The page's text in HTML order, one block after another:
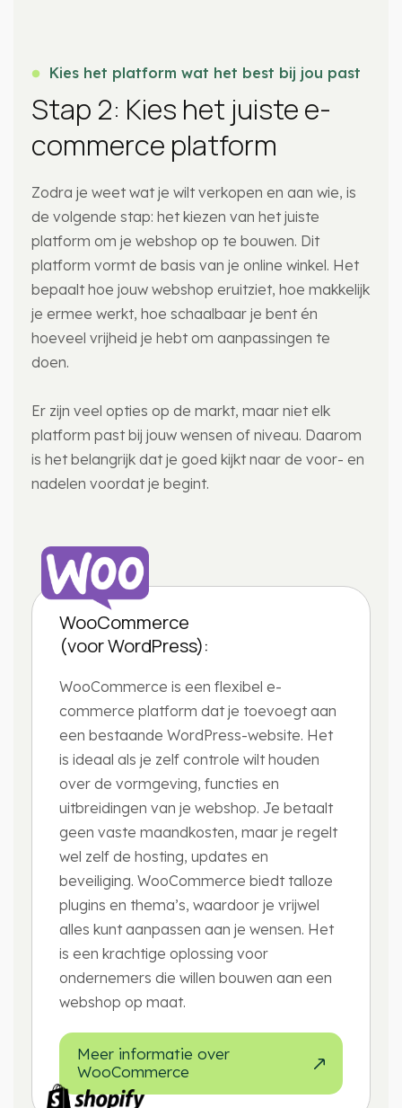
Kies het platform wat het best bij jou past
Stap 2: Kies het juiste e-
commerce platform
Zodra je weet wat je wilt verkopen en aan wie, is
de volgende stap: het kiezen van het juiste
platform om je webshop op te bouwen. Dit
platform vormt de basis van je online winkel. Het
bepaalt hoe jouw webshop eruitziet, hoe makkelijk
je ermee werkt, hoe schaalbaar je bent én
hoeveel vrijheid je hebt om aanpassingen te
doen.
Er zijn veel opties op de markt, maar niet elk
platform past bij jouw wensen of niveau. Daarom
is het belangrijk dat je goed kijkt naar de voor- en
nadelen voordat je begint.
WooCommerce
(voor WordPress):
WooCommerce is een flexibel e-
commerce platform dat je toevoegt aan
een bestaande WordPress-website. Het
is ideaal als je zelf controle wilt houden
over de vormgeving, functies en
uitbreidingen van je webshop. Je betaalt
geen vaste maandkosten, maar je regelt
wel zelf de hosting, updates en
beveiliging. WooCommerce biedt talloze
plugins en thema’s, waardoor je vrijwel
alles kunt aanpassen aan je wensen. Het
is een krachtige oplossing voor
ondernemers die willen bouwen aan een
webshop op maat.
Meer informatie over
WooCommerce